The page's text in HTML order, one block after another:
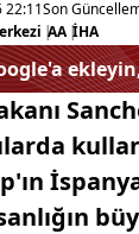
Son
|AA |İHA